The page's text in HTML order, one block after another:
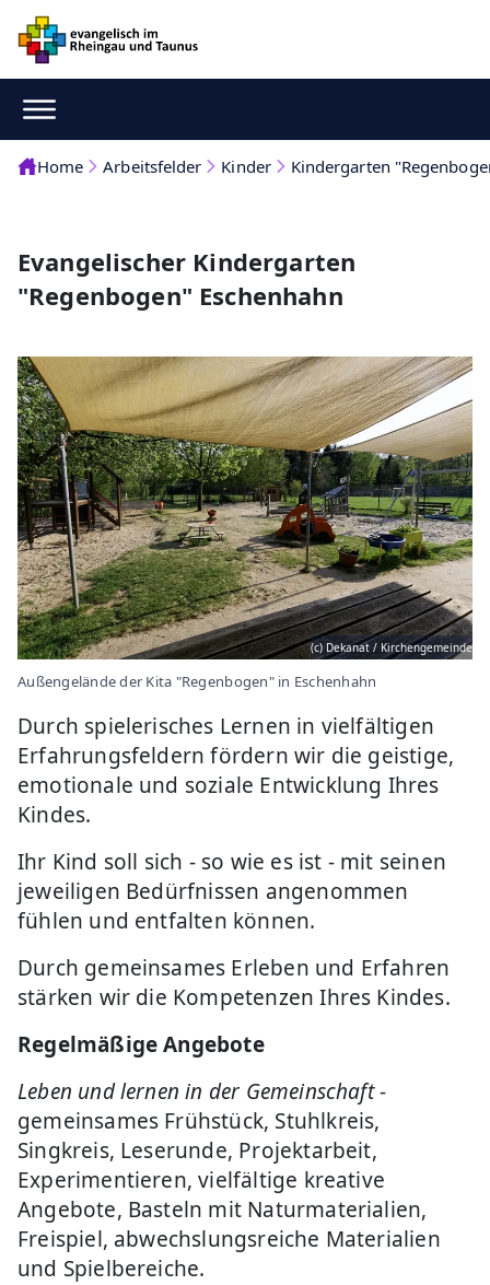
Home Arbeitsfelder Kinder Kindergarten
Evangelischer Kindergarten
"Regenbogen" Eschenhahn
(c) Dekanat / Kirchengemeinde
Außengelände der Kita "Regenbogen" in Eschenhahn
Durch spielerisches Lernen in vielfältigen
Erfahrungsfeldern fördern wir die geistige,
emotionale und soziale Entwicklung Ihres
Kindes.
Ihr Kind soll sich - so wie es ist - mit seinen
jeweiligen Bedürfnissen angenommen
fühlen und entfalten können.
Durch gemeinsames Erleben und Erfahren
stärken wir die Kompetenzen Ihres Kindes.
Regelmäßige Angebote
Leben und lernen in der Gemeinschaft-
gemeinsames Frühstück, Stuhlkreis,
Singkreis, Leserunde, Projektarbeit,
Experimentieren, vielfältige kreative
Angebote, Basteln mit Naturmaterialien,
Freispiel, abwechslungsreiche Materialien
und Spielbereiche.